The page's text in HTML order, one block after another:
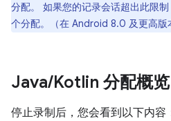
分配。 如果您的记录会话超出此限
个分配。（在 Android 8.0 及更高版
Java/Kotlin 分配概览
停止录制后，您会看到以下内容